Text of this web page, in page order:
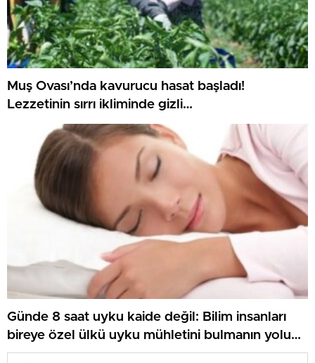
Muş Ovası’nda kavurucu hasat başladı!
Lezzetinin sırrı ikliminde gizli…
Günde 8 saat uyku kaide değil: Bilim insanları
bireye özel ülkü uyku mühletini bulmanın yolunu
açıkladı